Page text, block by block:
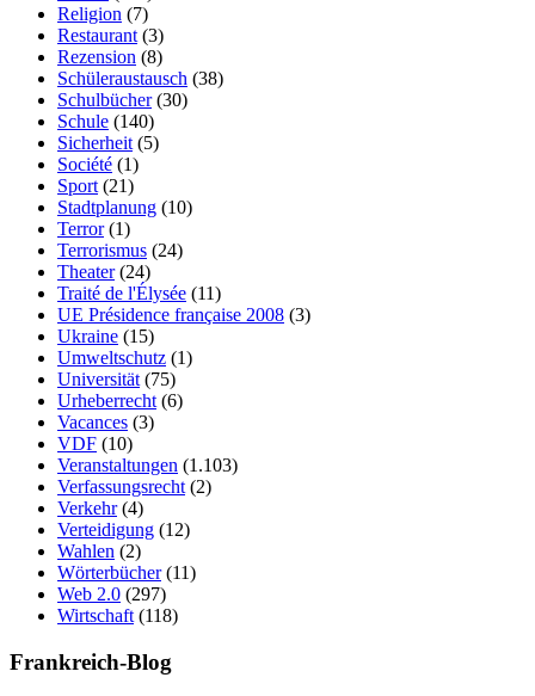
Religion (7)
Restaurant (3)
Rezension (8)
Schüleraustausch (38)
Schulbücher(30)
Schule (140)
Sicherheit (5)
Société (1)
Sport (21)
Stadtplanung (10)
Terror(1)
Terrorismus (24)
Theater(24)
Traité de l'Élysée (11)
UE Présidence française 2008 (3)
Ukraine (15)
Umweltschutz (1)
Universität (75)
Urheberrecht (6)
Vacances (3)
VDF (10)
Veranstaltungen (1.103)
Verfassungsrecht (2)
Verkehr(4)
Verteidigung (12)
Wahlen (2)
Wörterbücher(11)
Web 2.0 (297)
Wirtschaft (118)
Frankreich-Blog